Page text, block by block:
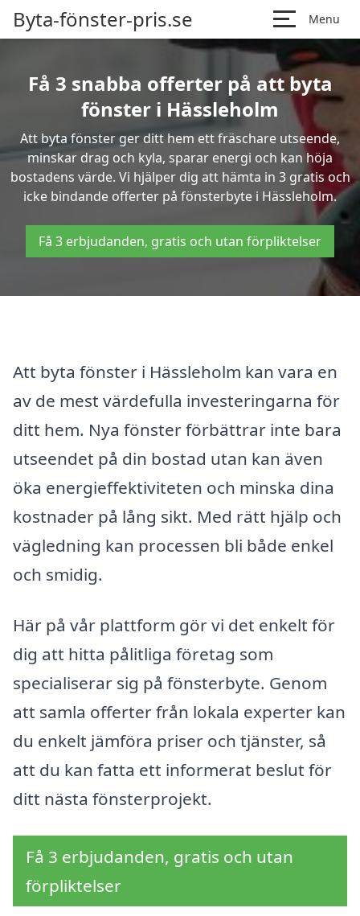
Byta-fönster-pris.se Menu
Få 3 snabba offerter på att byta
fönster i Hässleholm
Att byta fönster ger ditt hem ett fräschare utseende,
minskar drag och kyla, sparar energi och kan höja
bostadens värde. Vi hjälper dig att hämta in 3 gratis och
icke bindande offerter på fönsterbyte i Hässleholm.
Få 3 erbjudanden, gratis och utan förpliktelser
Att byta fönster i Hässleholm kan vara en
av de mest värdefulla investeringarna för
ditt hem. Nya fönster förbättrar inte bara
utseendet på din bostad utan kan även
öka energieffektiviteten och minska dina
kostnader på lång sikt. Med rätt hjälp och
vägledning kan processen bli både enkel
och smidig.
Här på vår plattform gör vi det enkelt för
dig att hitta pålitliga företag som
specialiserar sig på fönsterbyte. Genom
att samla offerter från lokala experter kan
du enkelt jämföra priser och tjänster, så
att du kan fatta ett informerat beslut för
ditt nästa fönsterprojekt.
Få 3 erbjudanden, gratis och utan
förpliktelser